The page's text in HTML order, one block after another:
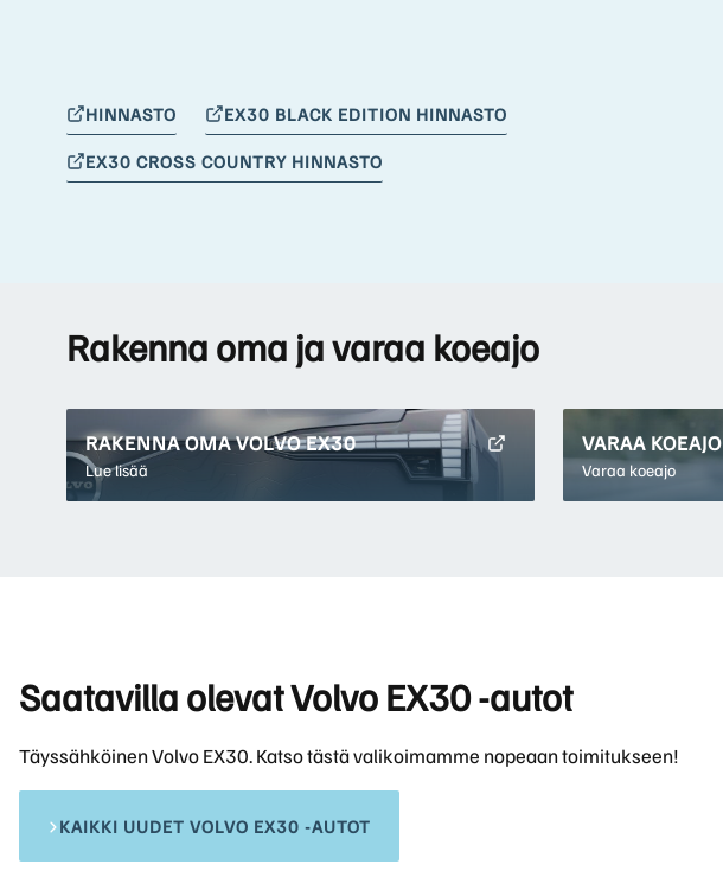
HINNASTO EX30 BLACK EDITION HINNASTO
EX30 CROSS COUNTRY HINNASTO
Rakenna oma ja varaa koeajo
RAKENNA OMA VOLVO EX30
Lue lisää
VARAA KOEAJO
Varaa koeajo
Saatavilla olevat Volvo EX30 -autot
Täyssähköinen Volvo EX30. Katso tästä valikoimamme nopeaan toimitukseen!
KAIKKI UUDET VOLVO EX30 -AUTOT